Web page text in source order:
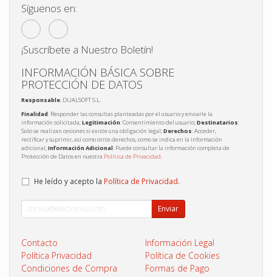
Síguenos en:
¡Suscríbete a Nuestro Boletín!
INFORMACIÓN BÁSICA SOBRE
PROTECCIÓN DE DATOS
Responsable: DUALSOFT S.L.
Finalidad: Responder las consultas planteadas por el usuario y enviarle la
información solicitada;Legitimación: Consentimiento del usuario;Destinatarios:
Solo se realizan cesiones si existe una obligación legal;Derechos: Acceder,
rectificar y suprimir, así como otros derechos, como se indica en la información
adicional;Información Adicional: Puede consultar la información completa de
Protección de Datos en nuestra Política de Privacidad.
He leído y acepto la Política de Privacidad.
Enviar
Contacto
Información Legal
Política Privacidad
Política de Cookies
Condiciones de Compra
Formas de Pago